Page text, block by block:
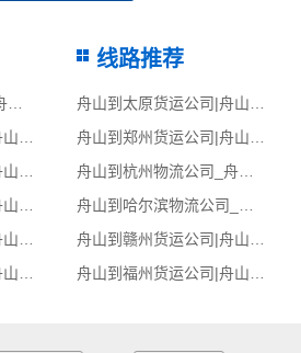
线路推荐